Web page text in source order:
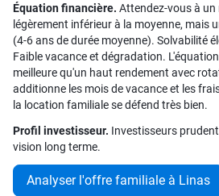
Équation financière. Attendez-vous à
légèrement inférieur à la moyenne, mais
(4-6 ans de durée moyenne). Solvabilité
Faible vacance et dégradation.
meilleure qu'un haut rendement avec
additionne les mois de vacance et les
la location familiale se défend très bien.
Profil investisseur. Investisseurs
vision long terme.
Analyser l'offre familiale à Linas